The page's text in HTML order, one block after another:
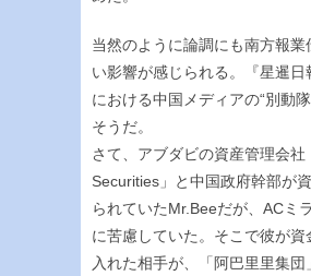
当然のように論調にも南方報業
い影響が感じられる。『星暹日
における中国メディアの“別動隊
そうだ。
さて、アブダビの資産管理会社
Securities」と中国政府幹部が
られていたMr.Beeだが、ACミ
に苦慮していた。そこで彼が資
入れた相手が、「阿巴里里集団